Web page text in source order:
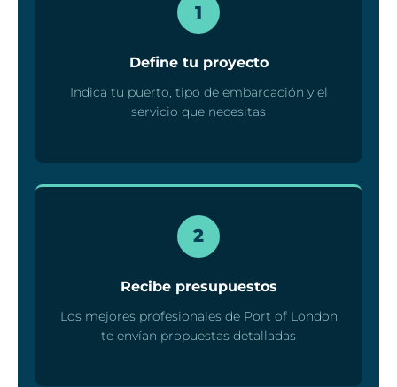
1
Define tu proyecto
Indica tu puerto, tipo de embarcación y el
servicio que necesitas
2
Recibe presupuestos
Los mejores profesionales de Port of London
te envían propuestas detalladas